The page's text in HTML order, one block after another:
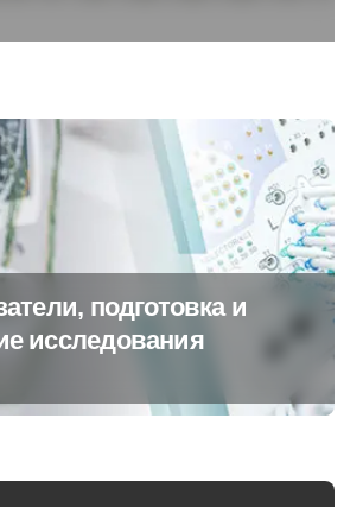
подготовка и
исследования